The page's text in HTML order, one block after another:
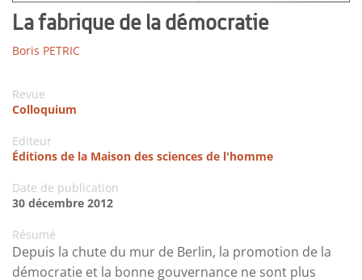
La fabrique de la démocratie
Boris PETRIC
Revue
Colloquium
Editeur
Éditions de la Maison des sciences de l'homme
Date de publication
30 décembre 2012
Résumé
Depuis la chute du mur de Berlin, la promotion de la
démocratie et la bonne gouvernance ne sont plus